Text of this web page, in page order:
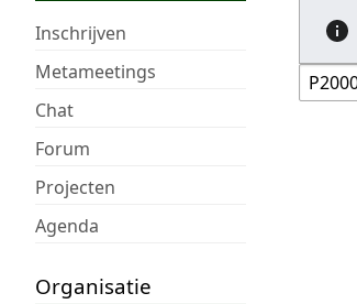
Inschrijven
Metameetings
Chat
Forum
Projecten
Agenda
Organisatie